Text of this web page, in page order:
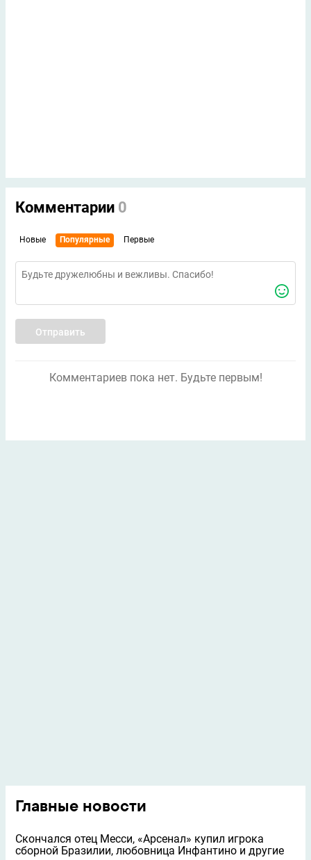
Комментарии 0
Новые Популярные Первые
Отправить
Комментариев пока нет. Будьте первым!
Главные новости
Скончался отец Месси, «Арсенал» купил игрока
сборной Бразилии, любовница Инфантино и другие